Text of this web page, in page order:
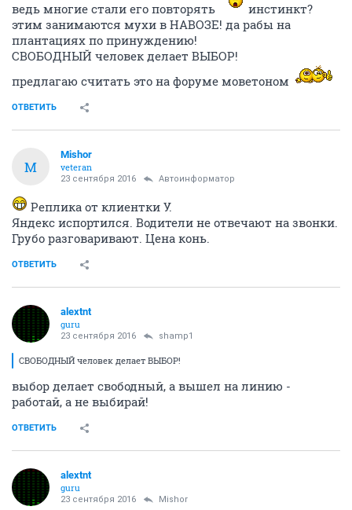
ведь многие стали его повторять
инстинкт?
этим занимаются мухи в НАВОЗЕ! да рабы на
плантациях по принуждению!
СВОБОДНЫЙ человек делает ВЫБОР!
предлагаю считать это на форуме моветоном
ОТВЕТИТЬ
M
Mishor
veteran
23 сентября 2016 Автоинформатор
Реплика от клиентки У.
Яндекс испортился. Водители не отвечают на звонки.
Грубо разговаривают. Цена конь.
ОТВЕТИТЬ
alextnt
guru
23 сентября 2016 shamp1
СВОБОДНЫЙ человек делает ВЫБОР!
выбор делает свободный, а вышел на линию -
работай, а не выбирай!
ОТВЕТИТЬ
alextnt
guru
23 сентября 2016 Mishor